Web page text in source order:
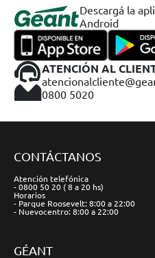
Descargá la
Android
ATENCIÓN AL
0800 5020
CONTÁCTANOS
Atención telefónica
- 0800 50 20 ( 8 a 20 hs)
Horarios
- Parque Roosevelt: 8:00 a 22:00
- Nuevocentro: 8:00 a 22:00
GÉANT